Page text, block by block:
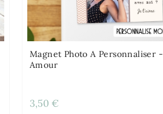
Magnet Photo A Personnaliser -
Amour
3,50 €